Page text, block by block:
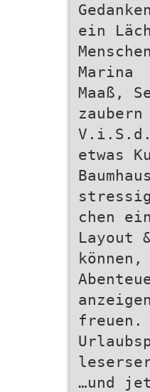
ein
Marina
Maaß,
etwas
chen
Layout
…und